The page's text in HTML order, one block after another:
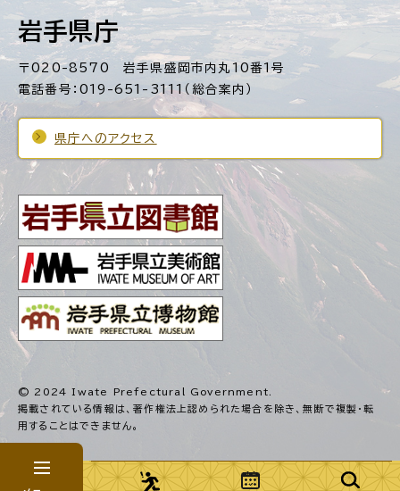
岩手県庁
〒020-8570 岩手県盛岡市内丸10番1号
電話番号：019-651-3111（総合案内）
県庁へのアクセス
© 2024 Iwate Prefectural Government.
掲載されている情報は、著作権法上認められた場合を除き、無断で複製・転
用することはできません。